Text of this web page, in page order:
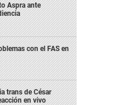
Aspra ante
con el FAS en
trans de César
en vivo